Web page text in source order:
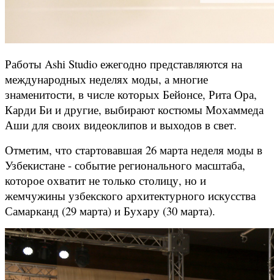
Работы Ashi Studio ежегодно представляются на
международных неделях моды, а многие
знаменитости, в числе которых Бейонсе, Рита Ора,
Карди Би и другие, выбирают костюмы Мохаммеда
Аши для своих видеоклипов и выходов в свет.
Отметим, что стартовавшая 26 марта неделя моды в
Узбекистане - событие регионального масштаба,
которое охватит не только столицу, но и
жемчужины узбекского архитектурного искусства
Самарканд (29 марта) и Бухару (30 марта).